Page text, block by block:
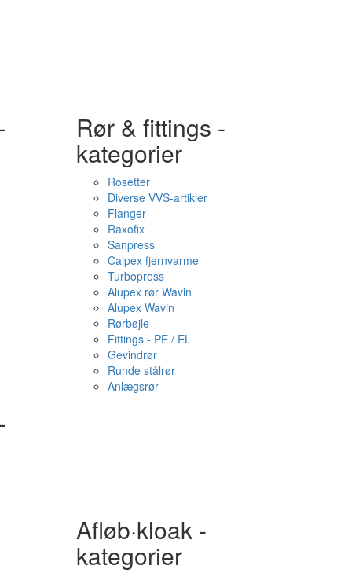
Rør & fittings -
kategorier
Rosetter
Diverse VVS-artikler
Flanger
Raxofix
Sanpress
Calpex fjernvarme
Turbopress
Alupex rør Wavin
Alupex Wavin
Rørbøjle
Fittings - PE / EL
Gevindrør
Runde stålrør
Anlægsrør
Afløb·kloak -
kategorier